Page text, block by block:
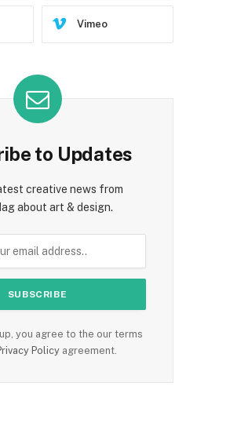
Vimeo
to Updates
creative news from
about art & design.
you agree to the our terms
Policyagreement.